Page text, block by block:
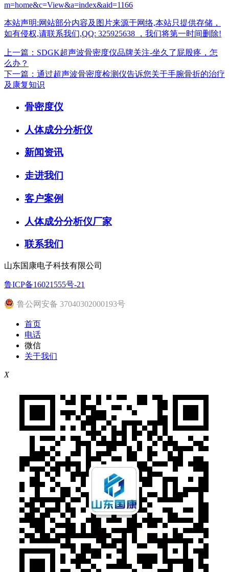
m=home&c=View&a=index&aid=1166
本站声明:网站部分内容及图片来源于网络,本站只提供存储，
如有侵权,请联系我们,QQ: 325925638 ，我们将第一时间删除!
上一篇：SDGK超声波骨密度仪品牌关注-坐久了屁股疼，怎
么办？
下一篇：通过超声波骨密度检测仪告诉您关于手腕骨折的治疗
及康复知识
骨密度仪
人体成分分析仪
新闻资讯
走进我们
客户案例
人体成分分析仪厂家
联系我们
山东国康电子科技有限公司
鲁ICP备16021555号-21
鲁公网安备 37040302000193号
首页
电话
微信
关于我们
X